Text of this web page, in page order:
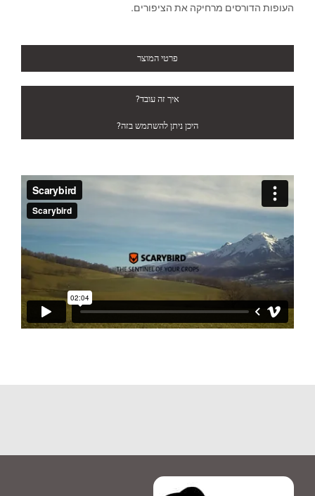
העופות הדורסים מרחיקה את הציפורים.
פרטי המוצר
איך זה עובד?
היכן ניתן להשתמש בזה?